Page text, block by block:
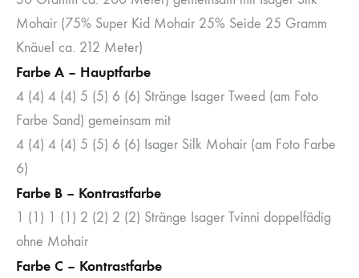
Mohair (75% Super Kid Mohair 25% Seide 25 Gramm
Knäuel ca. 212 Meter)
Farbe A – Hauptfarbe
4 (4) 4 (4) 5 (5) 6 (6) Stränge Isager Tweed (am Foto
Farbe Sand) gemeinsam mit
4 (4) 4 (4) 5 (5) 6 (6) Isager Silk Mohair (am Foto Farbe
6)
Farbe B – Kontrastfarbe
1 (1) 1 (1) 2 (2) 2 (2) Stränge Isager Tvinni doppelfädig
ohne Mohair
Farbe C – Kontrastfarbe